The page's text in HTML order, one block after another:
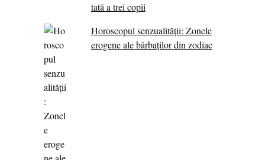
tată a trei copii
Horoscopul senzualității: Zonele
erogene ale bărbaților din zodiac